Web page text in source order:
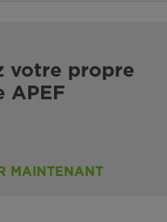
votre propre
APEF
MAINTENANT